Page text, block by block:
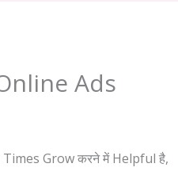
Ads
Grow करने में Helpful है,